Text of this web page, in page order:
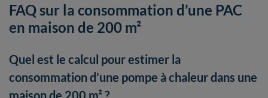
FAQ sur la consommation d’une PAC
en maison de 200 m²
Quel est le calcul pour estimer la
consommation d’une pompe à chaleur dans une
maison de 200 m² ?